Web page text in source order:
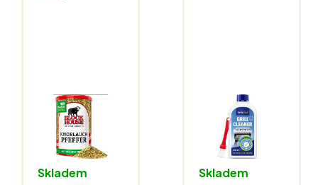
Skladem Skladem